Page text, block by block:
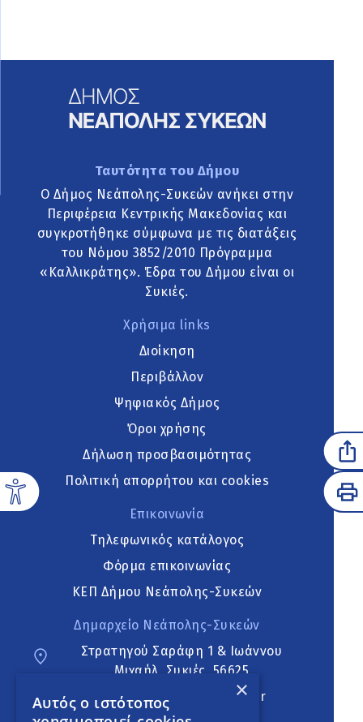
Ταυτότητα του Δήμου
Ο Δήμος Νεάπολης-Συκεών ανήκει στην
Περιφέρεια Κεντρικής Μακεδονίας και
συγκροτήθηκε σύμφωνα με τις διατάξεις
του Νόμου 3852/2010 Πρόγραμμα
«Καλλικράτης». Έδρα του Δήμου είναι οι
Συκιές.
Χρήσιμα links
Διοίκηση
Περιβάλλον
Ψηφιακός Δήμος
Όροι χρήσης
Δήλωση προσβασιμότητας
Πολιτική απορρήτου και cookies
Επικοινωνία
Τηλεφωνικός κατάλογος
Φόρμα επικοινωνίας
ΚΕΠ Δήμου Νεάπολης-Συκεών
Δημαρχείο Νεάπολης-Συκεών
Στρατηγού Σαράφη 1 & Ιωάννου
Μιχαήλ, Συκιές, 56625
neapoli.sykies@ddt.gov.gr
×
Αυτός ο ιστότοπος